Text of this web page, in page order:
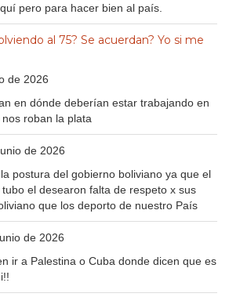
pero para hacer bien al país.
al 75? Se acuerdan? Yo si me
de 2026
en dónde deberían estar trabajando en
roban la plata
de 2026
postura del gobierno boliviano ya que el
el desearon falta de respeto x sus
que los deporto de nuestro País
de 2026
ir a Palestina o Cuba donde dicen que es